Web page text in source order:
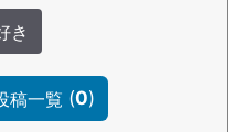
き
稿一覧 (0)